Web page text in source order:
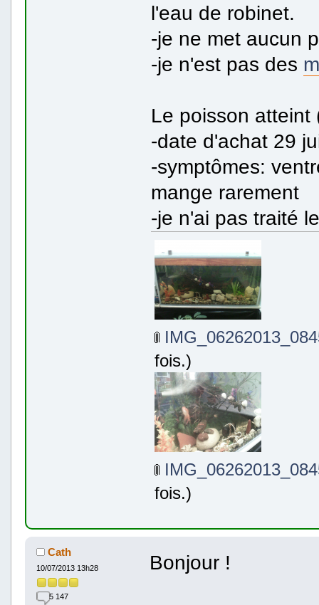
l'eau de robinet.
-je ne met aucun
-je n'est pas des
Le poisson atteint
-date d'achat 29
-symptômes:
mange rarement
-je n'ai pas traité
fois.)
fois.)
Cath
10/07/2013 13h28
5 147
Bonjour !